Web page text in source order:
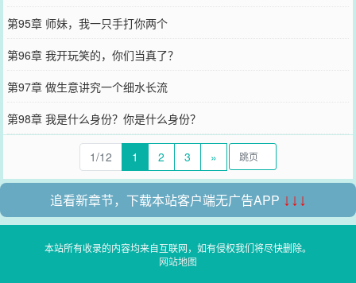
第95章 师妹，我一只手打你两个
第96章 我开玩笑的，你们当真了？
第97章 做生意讲究一个细水长流
第98章 我是什么身份？你是什么身份？
1/12 1 2 3 »
追看新章节，下载本站客户端无广告APP ↓↓↓
本站所有收录的内容均来自互联网，如有侵权我们将尽快删除。
网站地图